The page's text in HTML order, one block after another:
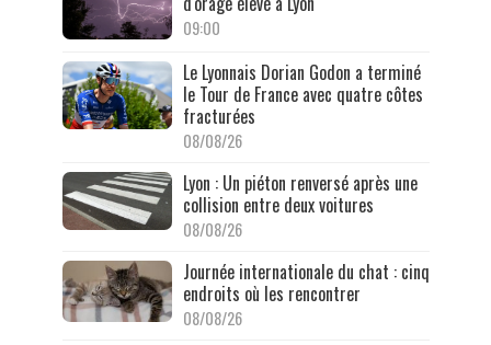
09:00
Le Lyonnais Dorian Godon a terminé
le Tour de France avec quatre côtes
fracturées
08/08/26
Lyon : Un piéton renversé après une
collision entre deux voitures
08/08/26
Journée internationale du chat : cinq
endroits où les rencontrer
08/08/26